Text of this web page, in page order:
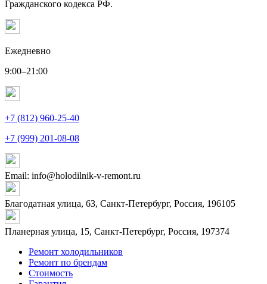
Гражданского кодекса РФ.
Ежедневно
9:00–21:00
+7 (812) 960-25-40
+7 (999) 201-08-08
Email: info@holodilnik-v-remont.ru
Благодатная улица, 63, Санкт-Петербург, Россия, 196105
Планерная улица, 15, Санкт-Петербург, Россия, 197374
Ремонт холодильников
Ремонт по брендам
Стоимость